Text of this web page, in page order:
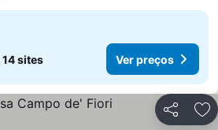
14 sites Ver preços
Partilhar